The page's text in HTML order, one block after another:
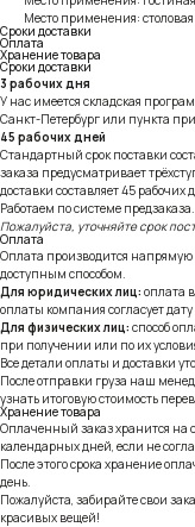
Место применения: столовая
Сроки доставки
Оплата
Хранение товара
Сроки доставки
3 рабочих дня
У нас имеется складская
Санкт-Петербург или пункта
45 рабочих дней
Стандартный срок поставки
заказа предусматривает
доставки составляет 45 рабочих
Работаем по системе предзаказа.
Пожалуйста, уточняйте срок
Оплата
Оплата производится
доступным способом.
Для юридических лиц: оплата
оплаты компания согласует
Для физических лиц: способ
при получении или по их
Все детали оплаты и доставки
После отправки груза наш
узнать итоговую стоимость
Хранение товара
Оплаченный заказ хранится на
календарных дней, если не
После этого срока хранение
день.
Пожалуйста, забирайте свои
красивых вещей!